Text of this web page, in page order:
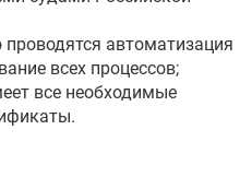
автоматизация
всех процессов;
все необходимые